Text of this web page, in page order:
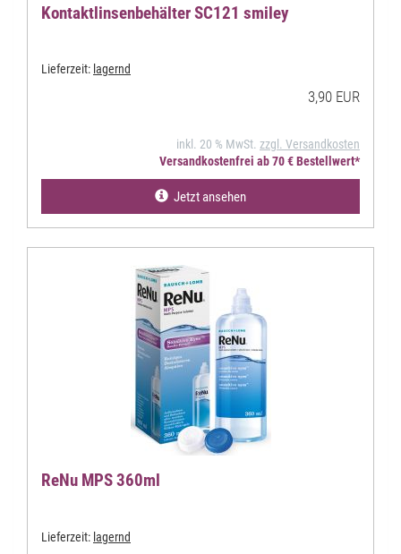
Kontaktlinsenbehälter SC121 smiley
Lieferzeit: lagernd
3,90 EUR
inkl. 20 % MwSt. zzgl. Versandkosten
Versandkostenfrei ab 70 € Bestellwert*
Jetzt ansehen
ReNu MPS 360ml
Lieferzeit: lagernd